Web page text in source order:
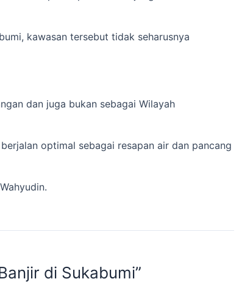
kawasan tersebut tidak seharusnya
dan juga bukan sebagai Wilayah
optimal sebagai resapan air dan pancang
di Sukabumi”